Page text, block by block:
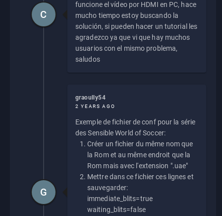
funcione el vídeo por HDMI en PC, hace
mucho tiempo estoy buscando la
solución, si pueden hacer un tutorial les
agradezco ya que vi que hay muchos
usuarios con el mismo problema,
saludos
C
graoully54
2 YEARS AGO
Exemple de fichier de conf pour la série
des Sensible World of Soccer:
Créer un fichier du même nom que
la Rom et au même endroit que la
Rom mais avec l'extension ".uae"
Mettre dans ce fichier ces lignes et
sauvegarder:
immediate_blits=true
waiting_blits=false
G